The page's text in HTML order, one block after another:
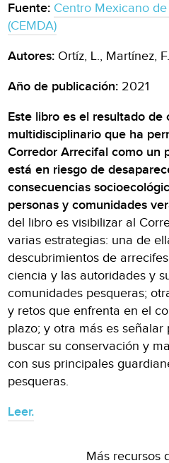
Fuente: Centro Mexicano
(CEMDA)
Autores: Ortíz, L., Martínez,
Año de publicación: 2021
Este libro es el resultado
multidisciplinario que ha
Corredor Arrecifal como un
está en riesgo de
consecuencias
personas y comunidades
del libro es visibilizar al
varias estrategias: una de
descubrimientos de
ciencia y las autoridades y
comunidades pesqueras;
y retos que enfrenta en el
plazo; y otra más es
buscar su conservación y
con sus principales
pesqueras.
Leer.
Más recursos